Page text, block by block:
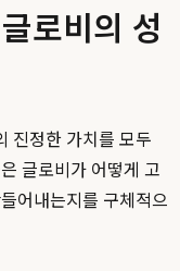
로비의 성
진정한 가치를 모두
글로비가 어떻게 고
어내는지를 구체적으